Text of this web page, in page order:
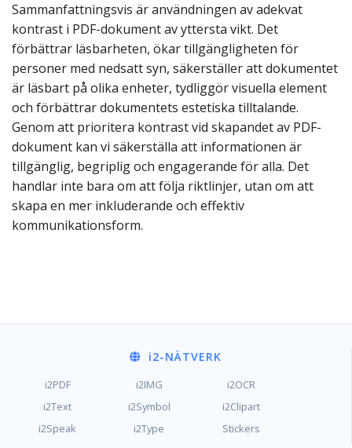
Sammanfattningsvis är användningen av adekvat
kontrast i PDF-dokument av yttersta vikt. Det
förbättrar läsbarheten, ökar tillgängligheten för
personer med nedsatt syn, säkerställer att dokumentet
är läsbart på olika enheter, tydliggör visuella element
och förbättrar dokumentets estetiska tilltalande.
Genom att prioritera kontrast vid skapandet av PDF-
dokument kan vi säkerställa att informationen är
tillgänglig, begriplig och engagerande för alla. Det
handlar inte bara om att följa riktlinjer, utan om att
skapa en mer inkluderande och effektiv
kommunikationsform.
i2-NÄTVERK
i2PDF i2IMG
i2OCR
i2Text
i2Symbol
i2Clipart
i2Speak
i2Type Stickers